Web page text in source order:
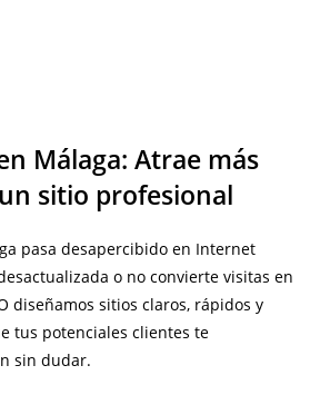
Málaga: Atrae más
sitio profesional
pasa desapercibido en Internet
o no convierte visitas en
diseñamos sitios claros, rápidos y
tus potenciales clientes te
sin dudar.